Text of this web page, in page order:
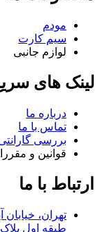
مودم
سیم کارت
لوازم جانبی
لینک های
درباره ما
تماس با ما
بررسی
قوانین و
ارتباط با ما
تهران، خیابان
طبقه اول پلاک 68 واحد 107